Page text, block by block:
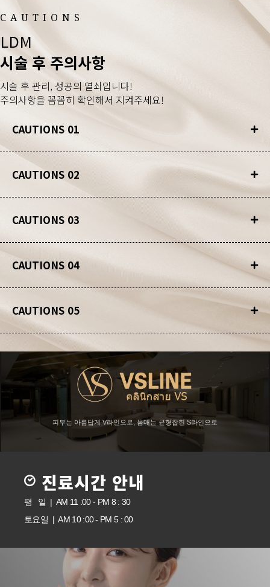
CAUTIONS
LDM
시술 후 주의사항
시술 후 관리, 성공의 열쇠입니다!
주의사항을 꼼꼼히 확인해서 지켜주세요!
CAUTIONS 01
CAUTIONS 02
CAUTIONS 03
CAUTIONS 04
CAUTIONS 05
피부는 아름답게 V라인으로, 몸매는 균형잡힌 S라인으로
진료시간 안내
평 일 | AM 11 :00 - PM 8 : 30
토요일 | AM 10 :00 - PM 5 : 00